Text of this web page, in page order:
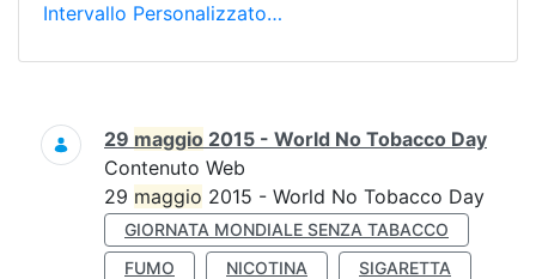
Intervallo Personalizzato…
Ricerca
29 maggio 2015 - World No Tobacco Day
Contenuto Web
29 maggio 2015 - World No Tobacco Day
GIORNATA MONDIALE SENZA TABACCO
FUMO
NICOTINA
SIGARETTA